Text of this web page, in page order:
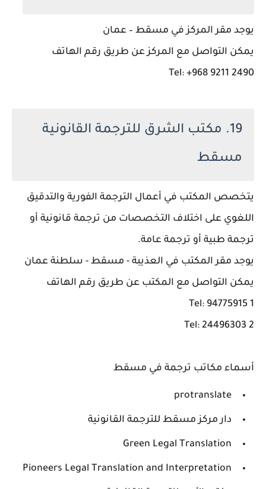
يوجد مقر المركز في مسقط – عمان
يمكن التواصل مع المركز عن طريق رقم الهاتف
Tel: +968 9211 2490
19. مكتب الشرق للترجمة القانونية
مسقط
يتخصص المكتب في أعمال الترجمة الفورية والتدقيق
اللغوي على اختلاف التخصصات من ترجمة قانونية أو
ترجمة طبية أو ترجمة عامة.
يوجد مقر المكتب في العذيبة - مسقط - سلطنة عمان
يمكن التواصل مع المكتب عن طريق رقم الهاتف
Tel: 94775915 1
Tel: 24496303 2
أسماء مكاتب ترجمة في مسقط
protranslate
دار مركز مسقط للترجمة القانونية
Green Legal Translation
Pioneers Legal Translation and Interpretation